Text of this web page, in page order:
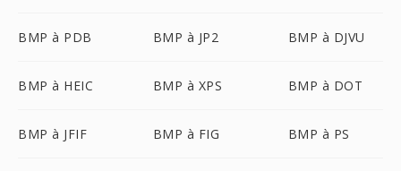
BMP à PDB BMP à JP2 BMP à DJVU
BMP à HEIC BMP à XPS BMP à DOT
BMP à JFIF BMP à FIG BMP à PS